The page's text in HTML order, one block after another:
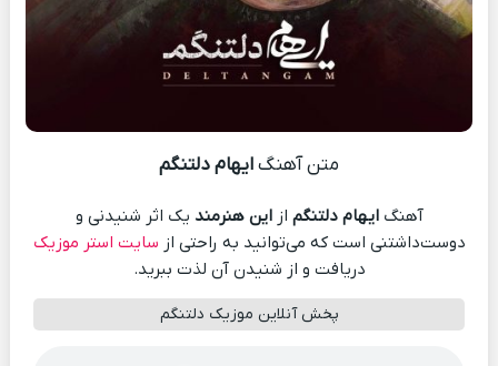
متن آهنگایهام دلتنگم
آهنگایهام دلتنگم ازاین هنرمند یک اثر شنیدنی و
دوست‌داشتنی است که می‌توانید به راحتی از سایت استر موزیک
دریافت و از شنیدن آن لذت ببرید.
پخش آنلاین موزیک دلتنگم